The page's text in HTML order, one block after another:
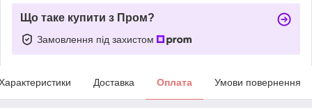
Що таке купити з Пром?
Замовлення під захистом
Доставка Оплата Умови повернення